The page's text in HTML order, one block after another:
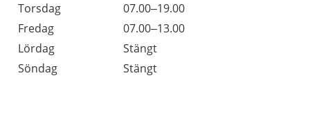
Torsdag
07.00–19.00
Fredag
07.00–13.00
Lördag
Stängt
Söndag
Stängt